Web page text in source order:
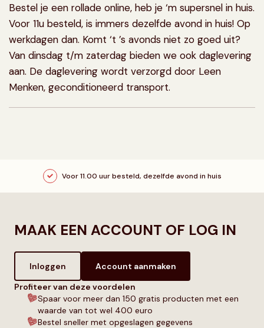
Bestel je een rollade online, heb je ‘m supersnel in huis.
Voor 11u besteld, is immers dezelfde avond in huis! Op
werkdagen dan. Komt ‘t ’s avonds niet zo goed uit?
Van dinsdag t/m zaterdag bieden we ook daglevering
aan. De daglevering wordt verzorgd door Leen
Menken, geconditioneerd transport.
Voor 11.00 uur besteld, dezelfde avond in huis
MAAK EEN ACCOUNT OF LOG IN
Inloggen
Account aanmaken
Profiteer van deze voordelen
Spaar voor meer dan 150 gratis producten met een
waarde van tot wel 400 euro
Bestel sneller met opgeslagen gegevens